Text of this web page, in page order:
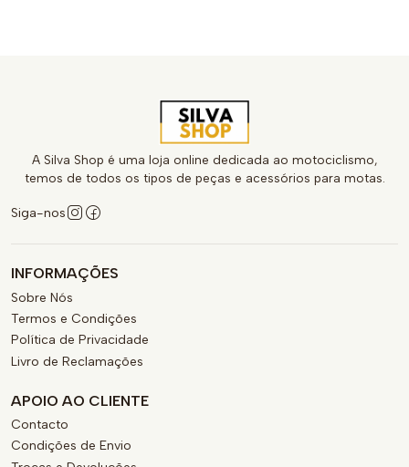
A Silva Shop é uma loja online dedicada ao motociclismo,
temos de todos os tipos de peças e acessórios para motas.
Siga-nos
INFORMAÇÕES
Sobre Nós
Termos e Condições
Política de Privacidade
Livro de Reclamações
APOIO AO CLIENTE
Contacto
Condições de Envio